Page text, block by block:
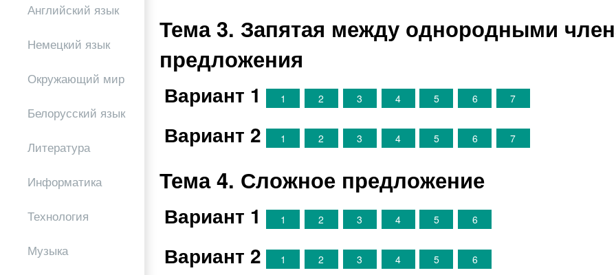
Английский язык
Немецкий язык
Окружающий мир
Белорусский язык
Литература
Информатика
Технология
Музыка
Тема 3. Запятая между однородными
предложения
Вариант 1 1 2 3 4 5 6 7
Вариант 2 1 2 3 4 5 6 7
Тема 4. Сложное предложение
Вариант 1 1 2 3 4 5 6
Вариант 2 1 2 3 4 5 6